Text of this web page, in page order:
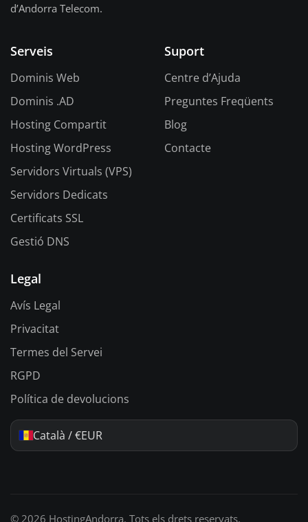
d’Andorra Telecom.
Serveis
Dominis Web
Dominis .AD
Hosting Compartit
Hosting WordPress
Servidors Virtuals (VPS)
Servidors Dedicats
Certificats SSL
Gestió DNS
Suport
Centre d’Ajuda
Preguntes Freqüents
Blog
Contacte
Legal
Avís Legal
Privacitat
Termes del Servei
RGPD
Política de devolucions
Català / €EUR
© 2026 HostingAndorra. Tots els drets reservats.